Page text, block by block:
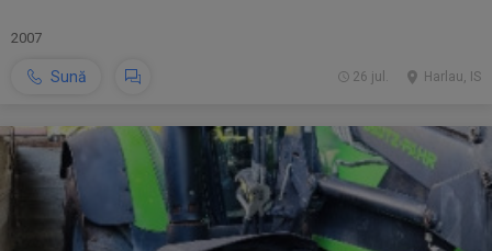
2007
Sună Harlau, IS
26 jul.